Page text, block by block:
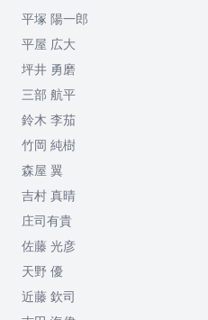
平塚 陽一郎
平屋 広大
坪井 勇磨
三部 航平
鈴木 李茄
竹岡 純樹
森屋 翼
吉村 真晴
庄司有貴
佐藤 光彦
天野 優
近藤 欽司